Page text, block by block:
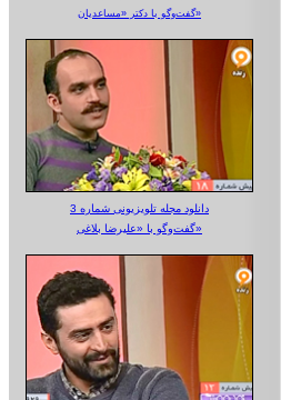
گفت‌وگو با دکتر «مساعدیان»
دانلود مجله تلویزیونی شماره 3
گفت‌وگو با «علیرضا بلاغی»